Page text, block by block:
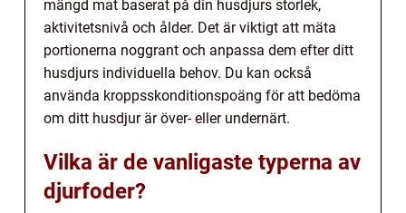
mängd mat baserat på din husdjurs storlek,
aktivitetsnivå och ålder. Det är viktigt att mäta
portionerna noggrant och anpassa dem efter ditt
husdjurs individuella behov. Du kan också
använda kroppsskonditionspoäng för att bedöma
om ditt husdjur är över- eller undernärt.
Vilka är de vanligaste typerna av
djurfoder?